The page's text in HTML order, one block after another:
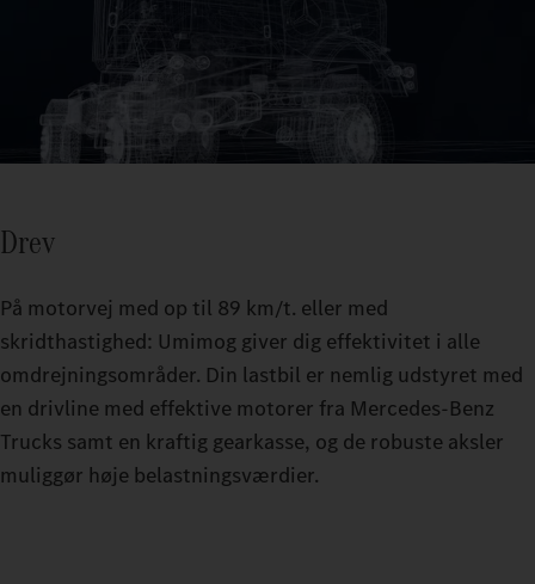
30° akselforskydning giver dig optimal trækkraft, også i
vanskeligt terræn.
Unimog'ens vadeevne gør det muligt at krydse floder, åer eller
oversvømmede områder med en dybde på op til 1,2 m.
Drev
På motorvej med op til 89 km/t. eller med
skridthastighed: Umimog giver dig effektivitet i alle
omdrejningsområder. Din lastbil er nemlig udstyret med
en drivline med effektive motorer fra Mercedes‑Benz
Trucks samt en kraftig gearkasse, og de robuste aksler
muliggør høje belastningsværdier.